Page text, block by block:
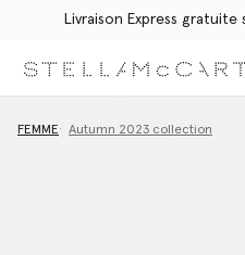
Livraison Express
FEMME Autumn 2023 collection